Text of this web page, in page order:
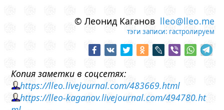
© Леонид Каганов lleo@lleo.me
тэги записи: гастролируем
Копия заметки в соцсетях:
https://lleo.livejournal.com/483669.html
https://lleo-kaganov.livejournal.com/494780.ht